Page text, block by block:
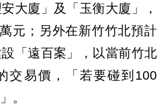
大廈」及「玉衡大廈」，
元；另外在新竹竹北預計
「遠百案」，以當前竹北
交易價，「若要碰到100
。